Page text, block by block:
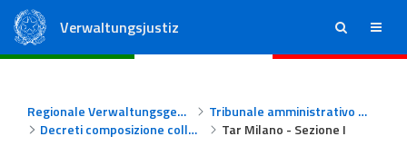
Verwaltungsjustiz ricerca menu
Regionale Verwaltungsgerichte
Tribunale amministrativo regionale per la Lombardia - Milano
Decreti composizione collegi Tar Milano
Tar Milano - Sezione I